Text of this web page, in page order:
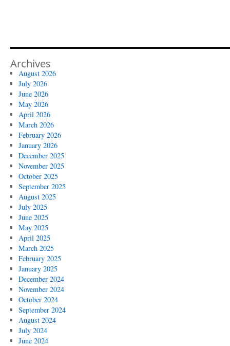
Archives
August 2026
July 2026
June 2026
May 2026
April 2026
March 2026
February 2026
January 2026
December 2025
November 2025
October 2025
September 2025
August 2025
July 2025
June 2025
May 2025
April 2025
March 2025
February 2025
January 2025
December 2024
November 2024
October 2024
September 2024
August 2024
July 2024
June 2024